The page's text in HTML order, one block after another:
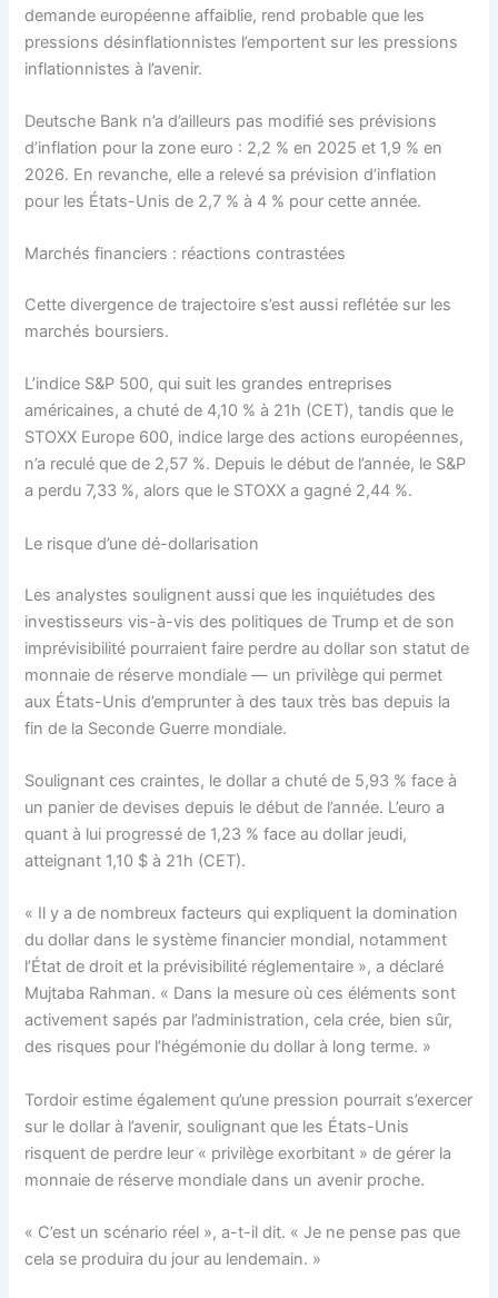
demande européenne affaiblie, rend probable que les
pressions désinflationnistes l’emportent sur les pressions
inflationnistes à l’avenir.
Deutsche Bank n’a d’ailleurs pas modifié ses prévisions
d’inflation pour la zone euro : 2,2 % en 2025 et 1,9 % en
2026. En revanche, elle a relevé sa prévision d’inflation
pour les États-Unis de 2,7 % à 4 % pour cette année.
Marchés financiers : réactions contrastées
Cette divergence de trajectoire s’est aussi reflétée sur les
marchés boursiers.
L’indice S&P 500, qui suit les grandes entreprises
américaines, a chuté de 4,10 % à 21h (CET), tandis que le
STOXX Europe 600, indice large des actions européennes,
n’a reculé que de 2,57 %. Depuis le début de l’année, le S&P
a perdu 7,33 %, alors que le STOXX a gagné 2,44 %.
Le risque d’une dé-dollarisation
Les analystes soulignent aussi que les inquiétudes des
investisseurs vis-à-vis des politiques de Trump et de son
imprévisibilité pourraient faire perdre au dollar son statut de
monnaie de réserve mondiale — un privilège qui permet
aux États-Unis d’emprunter à des taux très bas depuis la
fin de la Seconde Guerre mondiale.
Soulignant ces craintes, le dollar a chuté de 5,93 % face à
un panier de devises depuis le début de l’année. L’euro a
quant à lui progressé de 1,23 % face au dollar jeudi,
atteignant 1,10 $ à 21h (CET).
« Il y a de nombreux facteurs qui expliquent la domination
du dollar dans le système financier mondial, notamment
l’État de droit et la prévisibilité réglementaire », a déclaré
Mujtaba Rahman. « Dans la mesure où ces éléments sont
activement sapés par l’administration, cela crée, bien sûr,
des risques pour l’hégémonie du dollar à long terme. »
Tordoir estime également qu’une pression pourrait s’exercer
sur le dollar à l’avenir, soulignant que les États-Unis
risquent de perdre leur « privilège exorbitant » de gérer la
monnaie de réserve mondiale dans un avenir proche.
« C’est un scénario réel », a-t-il dit. « Je ne pense pas que
cela se produira du jour au lendemain. »